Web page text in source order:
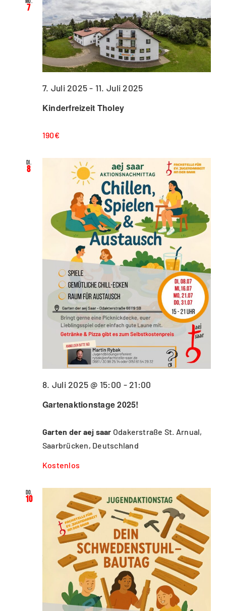
7
Kinderfreizeit Tholey
7. Juli 2025- 11. Juli 2025
190€
Di.
8
Gartenaktionstage 2025!
8. Juli 2025 @ 15:00 - 21:00
Garten der aej saar Odakerstraße St. Arnual,
Saarbrücken, Deutschland
Kostenlos
Do.
10